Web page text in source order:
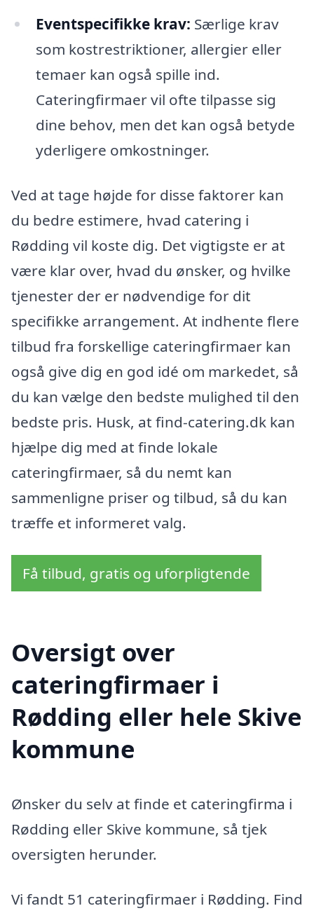
Eventspecifikke krav: Særlige krav
som kostrestriktioner, allergier eller
temaer kan også spille ind.
Cateringfirmaer vil ofte tilpasse sig
dine behov, men det kan også betyde
yderligere omkostninger.
Ved at tage højde for disse faktorer kan
du bedre estimere, hvad catering i
Rødding vil koste dig. Det vigtigste er at
være klar over, hvad du ønsker, og hvilke
tjenester der er nødvendige for dit
specifikke arrangement. At indhente flere
tilbud fra forskellige cateringfirmaer kan
også give dig en god idé om markedet, så
du kan vælge den bedste mulighed til den
bedste pris. Husk, at find-catering.dk kan
hjælpe dig med at finde lokale
cateringfirmaer, så du nemt kan
sammenligne priser og tilbud, så du kan
træffe et informeret valg.
Få tilbud, gratis og uforpligtende
Oversigt over
cateringfirmaer i
Rødding eller hele Skive
kommune
Ønsker du selv at finde et cateringfirma i
Rødding eller Skive kommune, så tjek
oversigten herunder.
Vi fandt 51 cateringfirmaer i Rødding. Find